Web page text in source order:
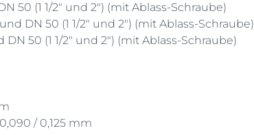
50 (1 1/2" und 2") (mit Ablass-Schraube)
DN 50 (1 1/2" und 2") (mit Ablass-Schraube)
DN 50 (1 1/2" und 2") (mit Ablass-Schraube)
/ 0,125 mm